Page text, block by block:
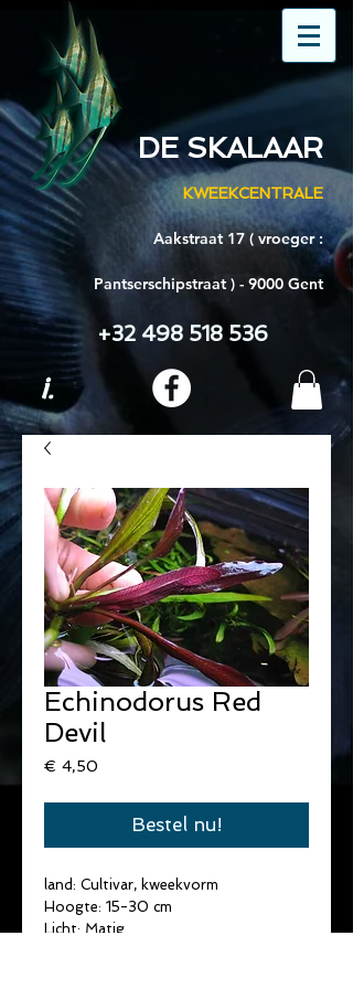
DE SKALAAR
KWEEKCENTRALE
Aakstraat 17 ( vroeger :
Pantserschipstraat ) - 9000 Gent
+32 498 518 536
i.
Echinodorus Red
Devil
€ 4,50
Bestel nu!
land: Cultivar, kweekvorm
Hoogte: 15-30 cm
Licht: Matig